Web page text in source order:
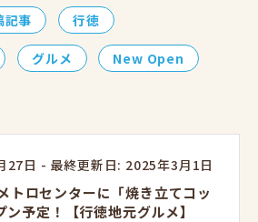
記事 行徳
グルメ New Open
27日 - 最終更新日: 2025年3月1日
ロセンターに「焼き立てコッ
予定！【行徳地元グルメ】